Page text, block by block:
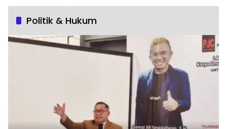
Politik & Hukum